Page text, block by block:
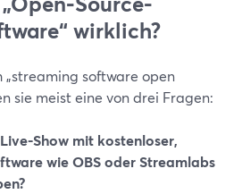
wirklich?
„streaming software open
sie meist eine von drei Fragen:
Show mit kostenloser,
wie OBS oder Streamlabs